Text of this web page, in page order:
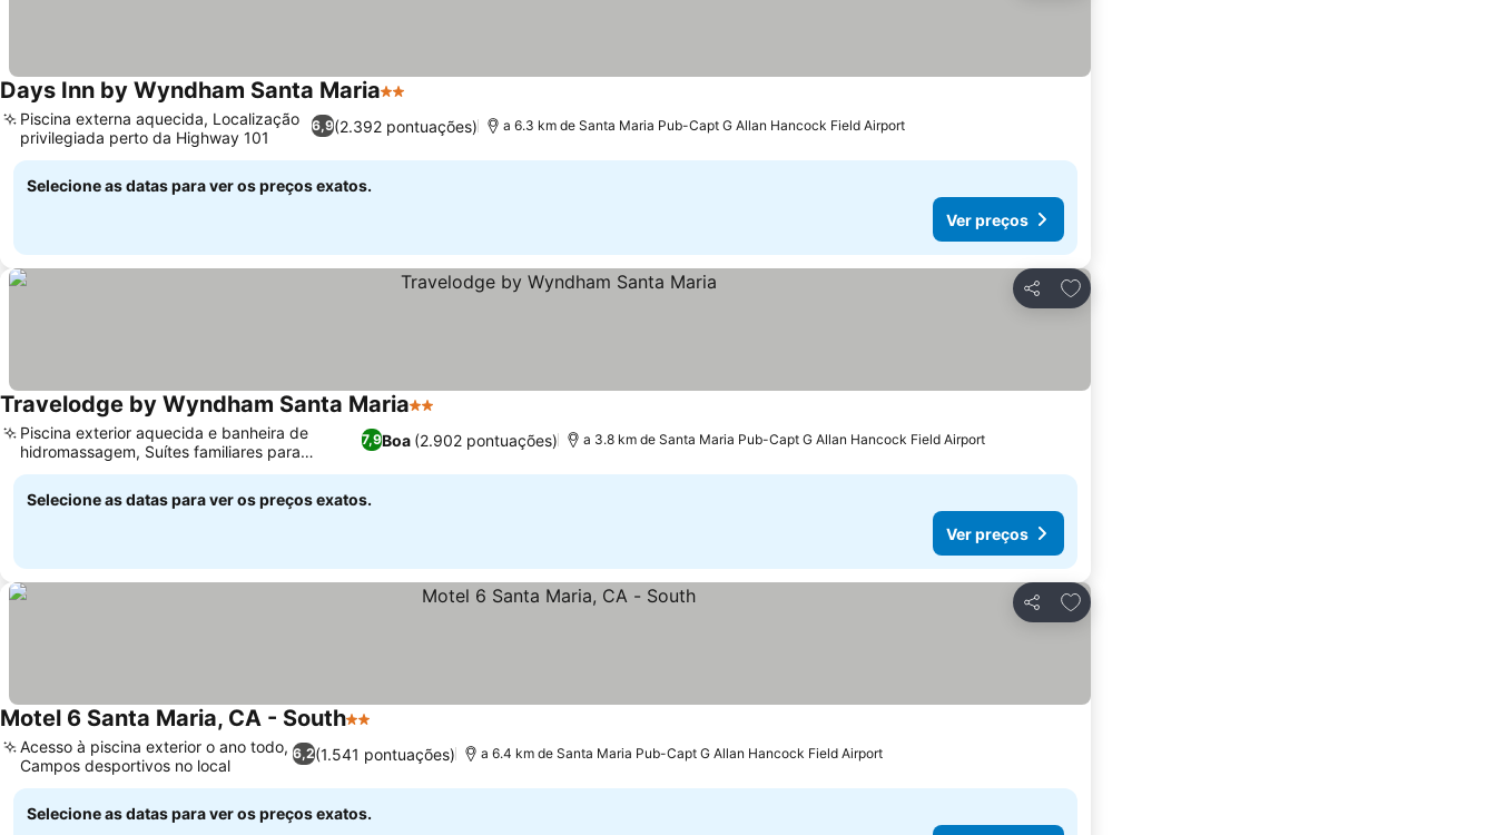
Days Inn by Wyndham Santa Maria2 Estrelas
6,9(2.392 pontuações)
Piscina externa aquecida, Localização
privilegiada perto da Highway 101
a 6.3 km de Santa Maria Pub-Capt G Allan Hancock Field Airport
Selecione as datas para ver os preços exatos.
Ver preços
Partilhar
Adicionar aos favoritos
Travelodge by Wyndham Santa Maria2 Estrelas
7,9Boa (2.902 pontuações)
Piscina exterior aquecida e banheira de
hidromassagem, Suítes familiares para
estadias espaçosas
a 3.8 km de Santa Maria Pub-Capt G Allan Hancock Field Airport
Selecione as datas para ver os preços exatos.
Ver preços
Partilhar
Adicionar aos favoritos
Motel 6 Santa Maria, CA - South2 Estrelas
6,2(1.541 pontuações)
Acesso à piscina exterior o ano todo,
Campos desportivos no local
a 6.4 km de Santa Maria Pub-Capt G Allan Hancock Field Airport
Selecione as datas para ver os preços exatos.